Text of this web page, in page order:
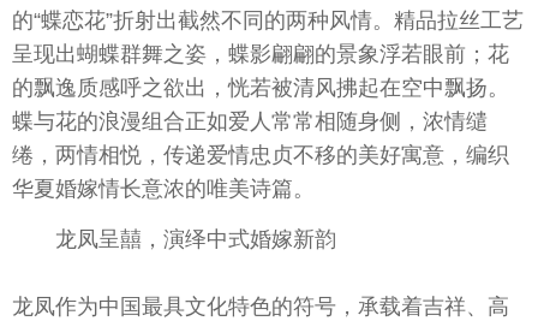
的“蝶恋花”折射出截然不同的两种风情。精品拉丝工艺
呈现出蝴蝶群舞之姿，蝶影翩翩的景象浮若眼前；花
的飘逸质感呼之欲出，恍若被清风拂起在空中飘扬。
蝶与花的浪漫组合正如爱人常常相随身侧，浓情缱
绻，两情相悦，传递爱情忠贞不移的美好寓意，编织
华夏婚嫁情长意浓的唯美诗篇。
龙凤呈囍，演绎中式婚嫁新韵
龙凤作为中国最具文化特色的符号，承载着吉祥、高